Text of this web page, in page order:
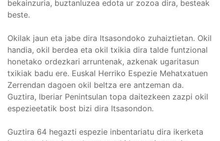
bekainzuria, buztanluzea edota ur zozoa dira, besteak
beste.
Okilak jaun eta jabe dira Itsasondoko zuhaiztietan. Okil
handia, okil berdea eta okil txikia dira talde funtzional
honetako ordezkari arruntenak, azkenak ugaritasun
txikiak badu ere. Euskal Herriko Espezie Mehatxatuen
Zerrendan dagoen okil beltza ere antzeman da.
Guztira, Iberiar Penintsulan topa daitezkeen zazpi okil
espezieetatik bost bizi dira Itsasondon.
Guztira 64 hegazti espezie inbentariatu dira ikerketa